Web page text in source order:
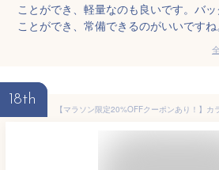
ことができ、軽量なのも良いです。バ
ことができ、常備できるのがいいですね
18th